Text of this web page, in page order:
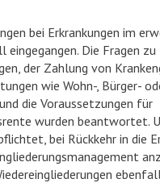
bei Erkrankungen im
Die Fragen zu
der Zahlung von
wie Wohn-, Bürger-
die Voraussetzungen für
wurden beantwortet.
bei Rückkehr in die